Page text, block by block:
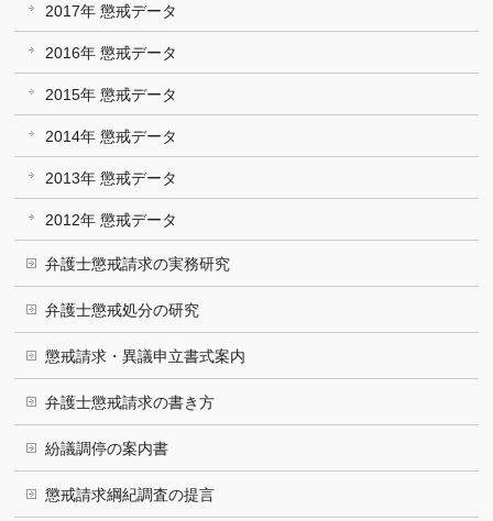
2017年 懲戒データ
2016年 懲戒データ
2015年 懲戒データ
2014年 懲戒データ
2013年 懲戒データ
2012年 懲戒データ
弁護士懲戒請求の実務研究
弁護士懲戒処分の研究
懲戒請求・異議申立書式案内
弁護士懲戒請求の書き方
紛議調停の案内書
懲戒請求綱紀調査の提言